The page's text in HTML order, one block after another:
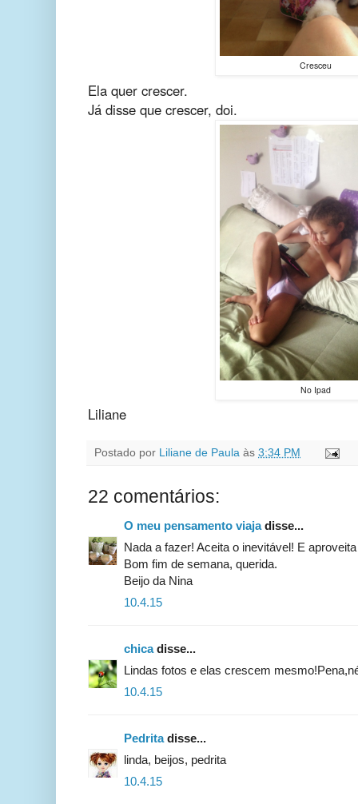
Cresceu
Ela quer crescer.
Já disse que crescer, doi.
No Ipad
Liliane
Postado por Liliane de Paula às 3:34 PM
22 comentários:
O meu pensamento viajadisse...
Nada a fazer! Aceita o inevitável! E
Bom fim de semana, querida.
Beijo da Nina
10.4.15
chicadisse...
Lindas fotos e elas crescem
10.4.15
Pedritadisse...
linda, beijos, pedrita
10.4.15